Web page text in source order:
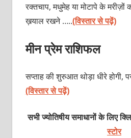
रक्तचाप, मधुमेह या मोटापे के
ख़याल रखने …..(विस्तार से पढ़ें)
मीन प्रेम राशिफल
सप्ताह की शुरुआत थोड़ा धीरे होगी,
(विस्तार से पढ़ें)
सभी ज्योतिषीय समाधानों के लिए
स्टोर